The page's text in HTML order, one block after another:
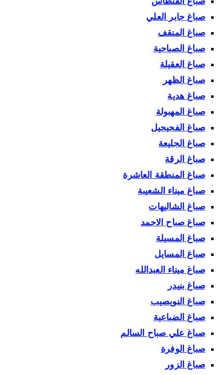
صباغ جابر العلي
صباغ المنقف
صباغ الصباحية
صباغ العقيلة
صباغ الظهر
صباغ هدية
صباغ المهبولة
صباغ الفحيحيل
صباغ الجليعة
صباغ الرقة
صباغ المنطقة العاشرة
صباغ ميناء الشعيبة
صباغ الشاليهات
صباغ صباح الاحمد
صباغ المسيلة
صباغ المسايل
صباغ ميناء العبدالله
صباغ بنيدر
صباغ النويصيب
صباغ الضباعية
صباغ علي صباح السالم
صباغ الوفرة
صباغ الزور